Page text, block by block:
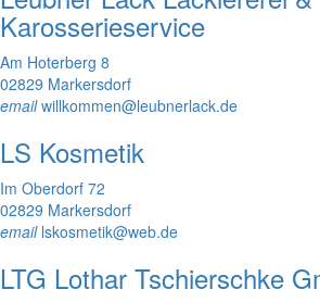
Karosserieservice
Am Hoterberg 8
02829 Markersdorf
emailwillkommen@leubnerlack.de
LS Kosmetik
Im Oberdorf 72
02829 Markersdorf
emaillskosmetik@web.de
LTG Lothar Tschierschke